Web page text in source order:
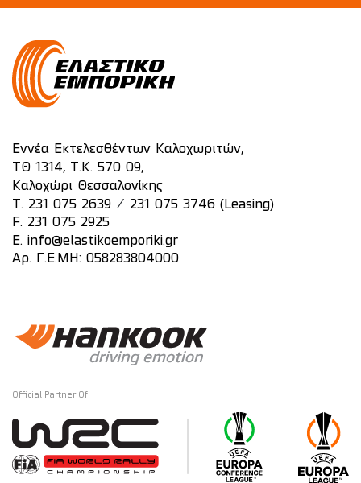
Εννέα Εκτελεσθέντων Καλοχωριτών,
ΤΘ 1314, Τ.Κ. 570 09,
Καλοχώρι Θεσσαλονίκης
T. 231 075 2639 /
231 075 3746 (Leasing)
F. 231 075 2925
E.
info@elastikoemporiki.gr
Αρ. Γ.Ε.ΜΗ: 058283804000
Official Partner Of